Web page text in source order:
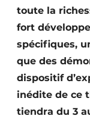
Géotextiles
Protection
Rénovation
toute la
fort
spécifiques,
que des
dispositif
inédite de ce
tiendra du 3